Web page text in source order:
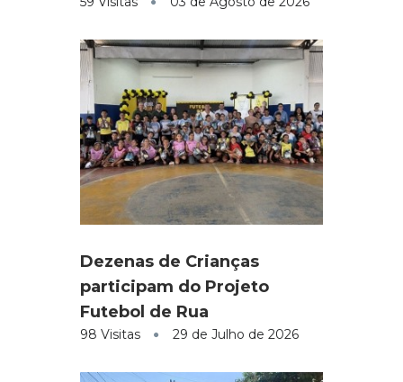
Dezenas de Crianças
participam do Projeto
Futebol de Rua
98 Visitas 29 de Julho de 2026